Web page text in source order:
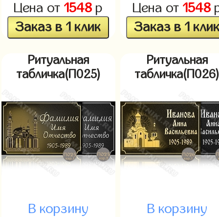
Цена от 1548 р
Заказ в 1 клик
Цена от 1548
Заказ в 1
Ритуальная
табличка(П025)
В корзину
Ритуальная
В корзину